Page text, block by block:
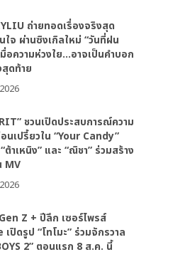
ถ่ายทอดเรื่องจริงสุด
ใจ ผ่านซิงเกิลใหม่ “วันที่ฝน
มื่อความห่วงใย…อาจเป็นคำบอก
ดท้าย
ชวนเปิดประสบการณ์ความ
นเปรี้ยวใน “Your Candy”
าเหนิง” และ “ณิชา” ร่วมสร้าง
MV
Z + ปีลึก เซอร์ไพรส์
ปิดรูป “โทโมะ” ร่วมจักรวาล
2” ตอนแรก 8 ส.ค. นี้